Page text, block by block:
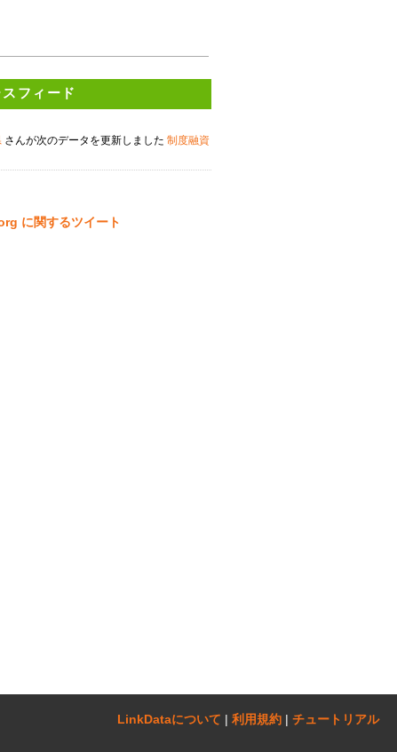
フィード
さんが次のデータを更新しました 制度融資
に関するツイート
LinkDataについて‎ | 利用規約 | チュートリアル